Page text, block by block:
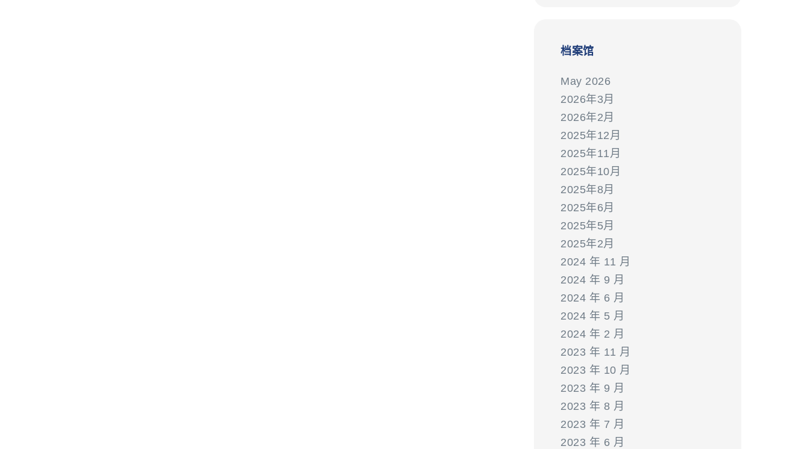
档案馆
May 2026
2026年3月
2026年2月
2025年12月
2025年11月
2025年10月
2025年8月
2025年6月
2025年5月
2025年2月
2024 年 11 月
2024 年 9 月
2024 年 6 月
2024 年 5 月
2024 年 2 月
2023 年 11 月
2023 年 10 月
2023 年 9 月
2023 年 8 月
2023 年 7 月
2023 年 6 月